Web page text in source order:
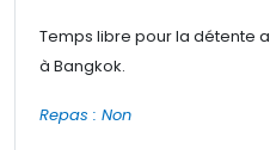
Temps libre pour la détente
à Bangkok.
Repas : Non